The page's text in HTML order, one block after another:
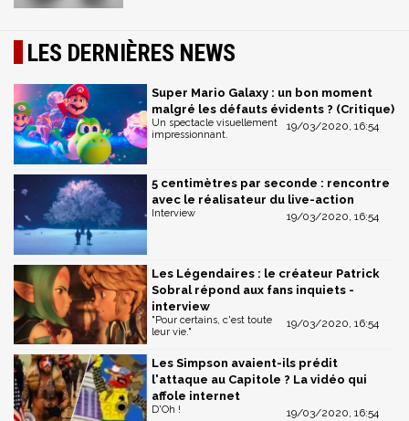
LES DERNIÈRES NEWS
Super Mario Galaxy : un bon moment
malgré les défauts évidents ? (Critique)
19/03/2020, 16:54
Un spectacle visuellement
impressionnant.
5 centimètres par seconde : rencontre
avec le réalisateur du live-action
19/03/2020, 16:54
Interview
Les Légendaires : le créateur Patrick
Sobral répond aux fans inquiets -
interview
19/03/2020, 16:54
"Pour certains, c'est toute
leur vie."
Les Simpson avaient-ils prédit
l'attaque au Capitole ? La vidéo qui
affole internet
19/03/2020, 16:54
D'Oh !